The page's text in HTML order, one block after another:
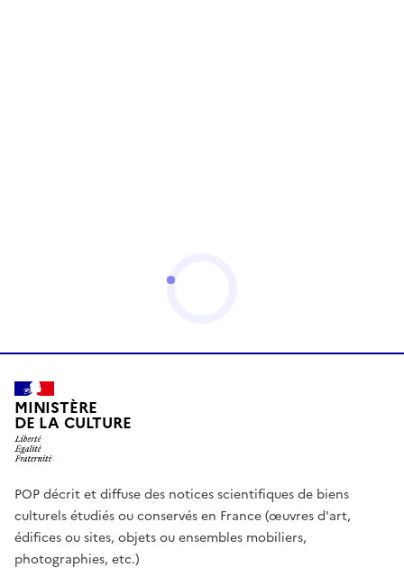
MINISTÈRE
DE LA CULTURE
POP décrit et diffuse des notices scientifiques de biens
culturels étudiés ou conservés en France (œuvres d'art,
édifices ou sites, objets ou ensembles mobiliers,
photographies, etc.)